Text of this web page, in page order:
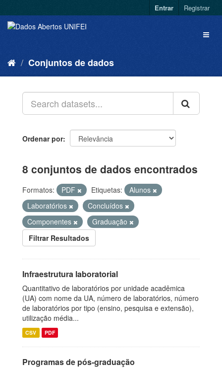
Entrar Registrar
Conjuntos de dados
Ordenar por
8 conjuntos de dados encontrados
Formatos: PDF Etiquetas:
Alunos
Laboratórios
Concluídos
Componentes
Graduação
Filtrar Resultados
Infraestrutura laboratorial
Quantitativo de laboratórios por unidade acadêmica
(UA) com nome da UA, número de laboratórios, número
de laboratórios por tipo (ensino, pesquisa e extensão),
utilização média...
CSV PDF
Programas de pós-graduação